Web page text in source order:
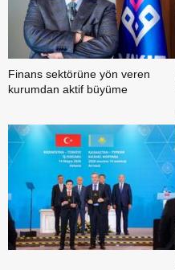
Finans sektörüne yön veren
kurumdan aktif büyüme